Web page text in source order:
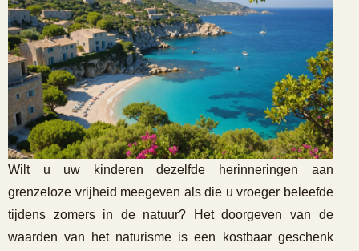
Wilt u uw kinderen dezelfde herinneringen aan
grenzeloze vrijheid meegeven als die u vroeger beleefde
tijdens zomers in de natuur? Het doorgeven van de
waarden van het naturisme is een kostbaar geschenk